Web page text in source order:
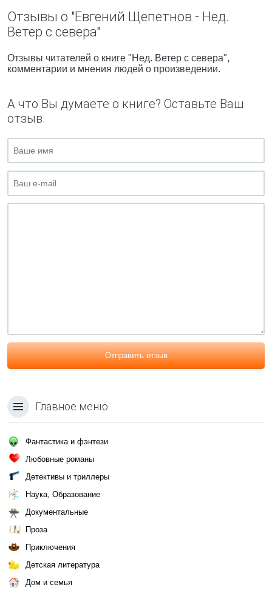
Отзывы о "Евгений Щепетнов - Нед.
Ветер с севера"
Отзывы читателей о книге "Нед. Ветер с севера",
комментарии и мнения людей о произведении.
А что Вы думаете о книге? Оставьте Ваш
отзыв.
Отправить отзыв
Главное меню
Фантастика и фэнтези
Любовные романы
Детективы и триллеры
Наука, Образование
Документальные
Проза
Приключения
Детская литература
Дом и семья